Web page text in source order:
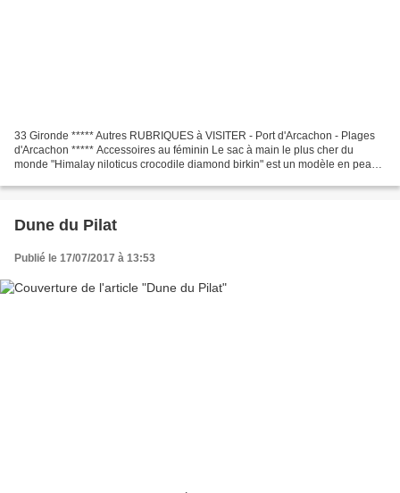
33 Gironde ***** Autres RUBRIQUES à VISITER - Port d'Arcachon - Plages
d'Arcachon ***** Accessoires au féminin Le sac à main le plus cher du
monde "Himalay niloticus crocodile diamond birkin" est un modèle en peau
Dune du Pilat
Publié le 17/07/2017 à 13:53